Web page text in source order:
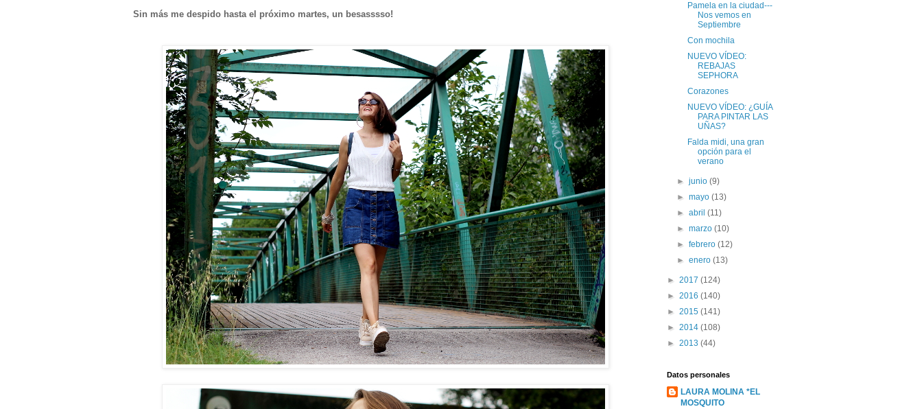
Sin más me despido hasta el próximo martes, un besasssso!
Pamela en la ciudad---
Nos vemos en
Septiembre
Con mochila
NUEVO VÍDEO:
REBAJAS
SEPHORA
Corazones
NUEVO VÍDEO: ¿GUÍA
PARA PINTAR LAS
UÑAS?
Falda midi, una gran
opción para el
verano
►junio(9)
►mayo(13)
►abril(11)
►marzo(10)
►febrero(12)
►enero(13)
► 2017 (124)
► 2016 (140)
► 2015 (141)
► 2014 (108)
► 2013 (44)
Datos personales
LAURA MOLINA *EL
MOSQUITO